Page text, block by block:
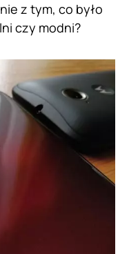
z tym, co było
czy modni?